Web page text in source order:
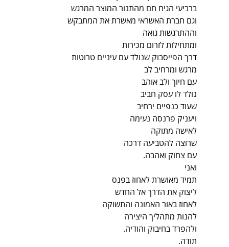
ברביעי הגיח חם מהתנור המוצר המרגש
וגם חברת האשראי מאשרת את המתבקש
וההתרגשות גואה
ומתחילות לזרום מכירות
דרך הפייסבוק שנולד עם עיניים טרוטות
מרגש ומרחיב לב
עם חיוך ולב אוהב
נולד לו עסק חביב
שעוד כנפיים ירחיב
ויעניק פרנסה נעימה
לאישה מתוקה
שרוצה להטביעה דרכה
עם צחוק ואהבה.
ואני
תמיד מאושרת לאחוז בפנס
ליצוק את הדרך אל החדש
לאחוז באור האמונה והתשוקה
להנות מתהליך היצירה
ולהפרד בחיבוק והודיה.
תודה.